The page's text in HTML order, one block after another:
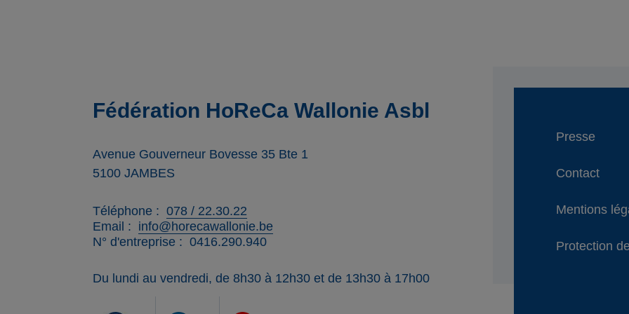
Fédération HoReCa Wallonie Asbl
Avenue Gouverneur Bovesse 35 Bte 1
5100 JAMBES
Téléphone
078 / 22.30.22
Email
info@horecawallonie.be
N° d'entreprise
0416.290.940
Du lundi au vendredi, de 8h30 à 12h30 et de 13h30 à 17h00
Presse
Contact
Mentions
Protection